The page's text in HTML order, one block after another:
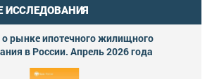
ИССЛЕДОВАНИЯ
рынке ипотечного жилищного
в России. Апрель 2026 года